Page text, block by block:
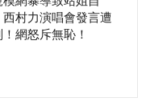
西村力演唱會發言遭
網怒斥無恥！